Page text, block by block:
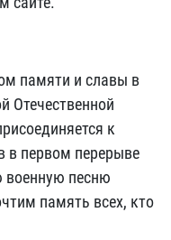
памяти и славы в
Отечественной
к
в первом перерыве
военную песню
память всех, кто